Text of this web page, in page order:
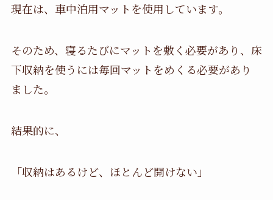
現在は、車中泊用マットを使用しています。
そのため、寝るたびにマットを敷く必要があり、床
下収納を使うには毎回マットをめくる必要があり
ました。
結果的に、
「収納はあるけど、ほとんど開けない」